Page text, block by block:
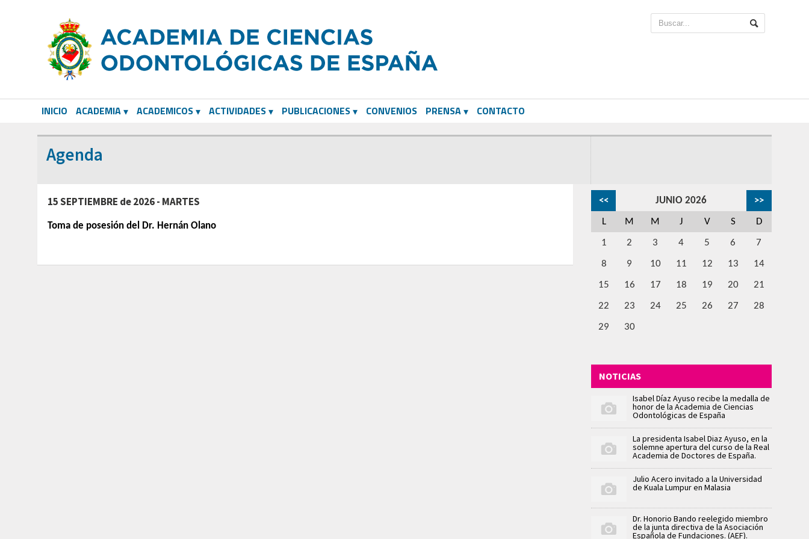
INICIO ACADEMIA ACADEMICOS ACTIVIDADES PUBLICACIONES CONVENIOS PRENSA CONTACTO
Agenda
15 SEPTIEMBRE de 2026 - MARTES
Toma de posesión del Dr. Hernán Olano
<< JUNIO 2026 >>
L M M J V S D
1 2 3 4 5 6 7
8 9 10 11 12 13 14
15 16 17 18 19 20 21
22 23 24 25 26 27 28
29 30
NOTICIAS
Isabel Díaz Ayuso recibe la medalla de
honor de la Academia de Ciencias
Odontológicas de España
La presidenta Isabel Diaz Ayuso, en la
solemne apertura del curso de la Real
Academia de Doctores de España.
Julio Acero invitado a la Universidad
de Kuala Lumpur en Malasia
Dr. Honorio Bando reelegido miembro
de la junta directiva de la Asociación
Española de Fundaciones. (AEF).